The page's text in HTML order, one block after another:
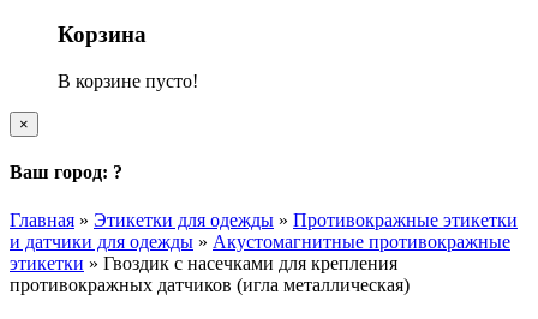
Корзина
В корзине пусто!
×
Ваш город: ?
Главная » Этикетки для одежды » Противокражные этикетки
и датчики для одежды » Акустомагнитные противокражные
этикетки » Гвоздик с насечками для крепления
противокражных датчиков (игла металлическая)